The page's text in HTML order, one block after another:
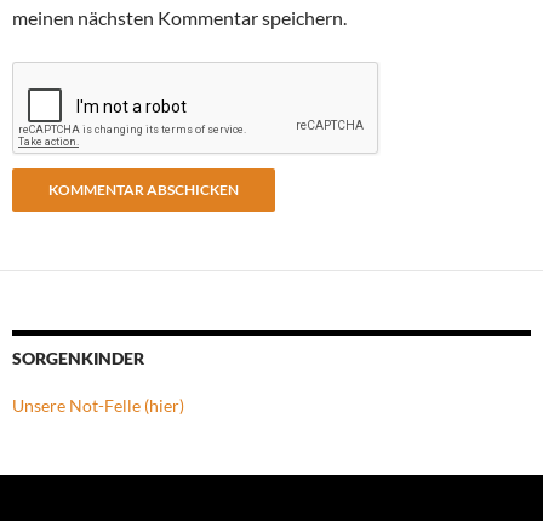
meinen nächsten Kommentar speichern.
SORGENKINDER
Unsere Not-Felle (hier)